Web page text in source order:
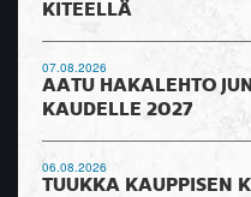
KITEELLÄ
07.08.2026
AATU HAKALEHTO
KAUDELLE 2027
06.08.2026
TUUKKA KAUPPISEN